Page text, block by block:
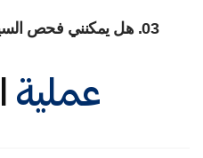
03. هل يمكنني فحص السيارة قبل المزايدة؟
عملية